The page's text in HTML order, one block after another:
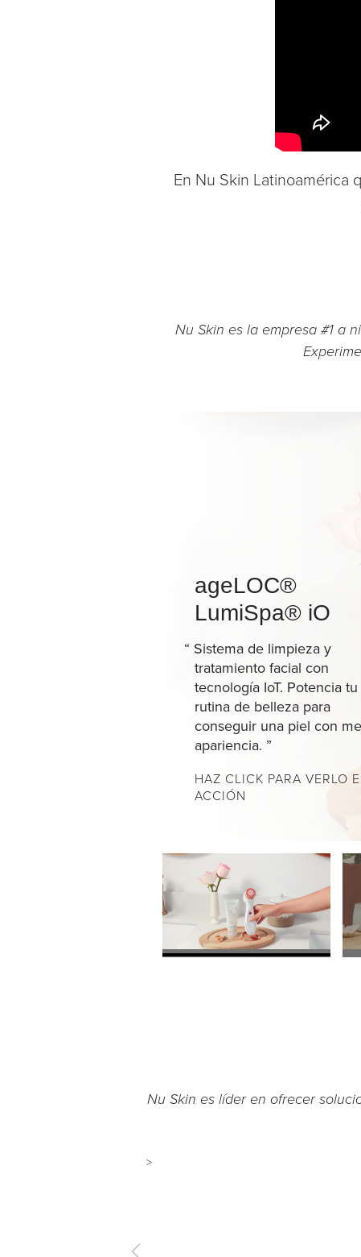
En Nu Skin Latinoamérica
Nu Skin es la empresa #1 a
ageLOC®
LumiSpa® iO
“ Sistema de limpieza y
tratamiento facial con
tecnología IoT. Potencia tu
rutina de belleza para
conseguir una piel con
apariencia. ”
HAZ CLICK PARA VERLO
ACCIÓN
Nu Skin es líder en ofrecer
>